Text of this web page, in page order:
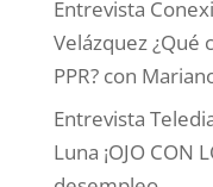
Entrevista
Velázquez ¿Qué
PPR? con
Entrevista
Luna ¡OJO CON